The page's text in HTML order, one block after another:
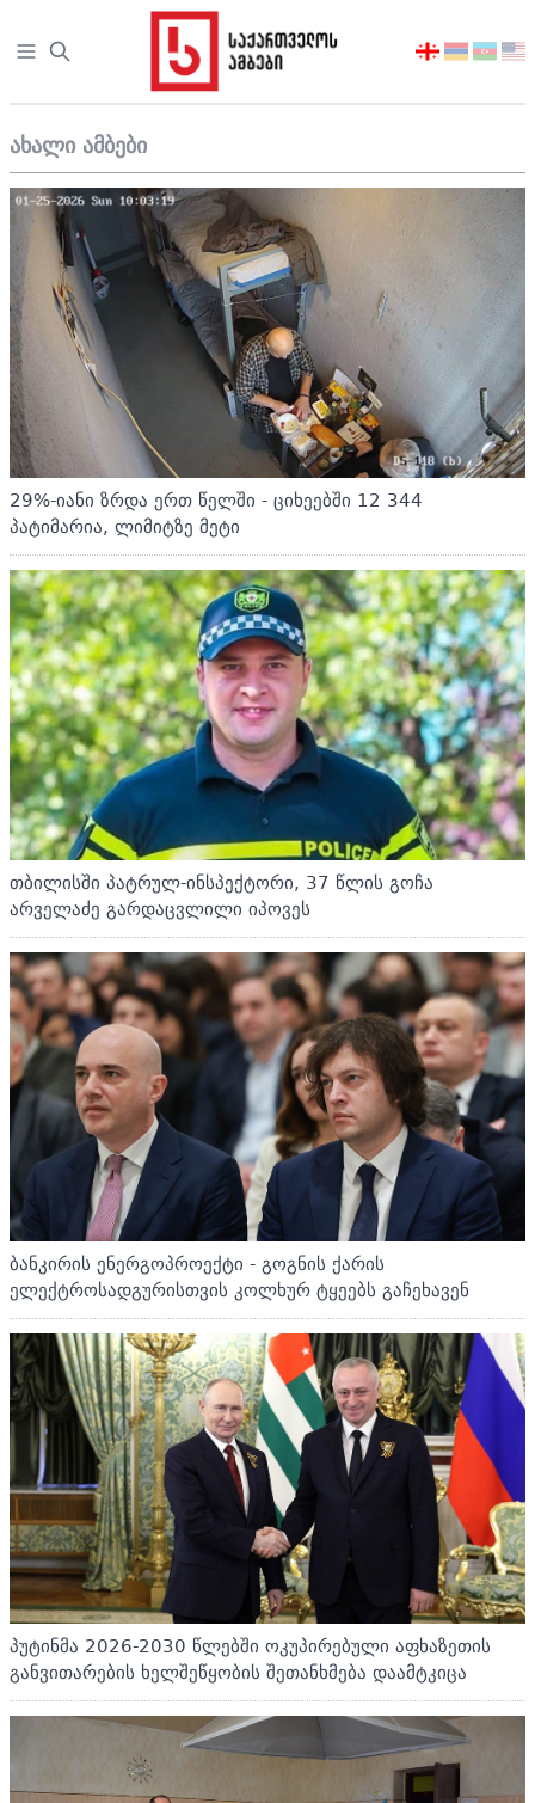
Open sidebar
აირჩიეთ
ახალი ამბები
29%-იანი ზრდა ერთ წელში - ციხეებში 12 344
პატიმარია, ლიმიტზე მეტი
თბილისში პატრულ-ინსპექტორი, 37 წლის გოჩა
არველაძე გარდაცვლილი იპოვეს
ბანკირის ენერგოპროექტი - გოგნის ქარის
ელექტროსადგურისთვის კოლხურ ტყეებს გაჩეხავენ
პუტინმა 2026-2030 წლებში ოკუპირებული აფხაზეთის
განვითარების ხელშეწყობის შეთანხმება დაამტკიცა